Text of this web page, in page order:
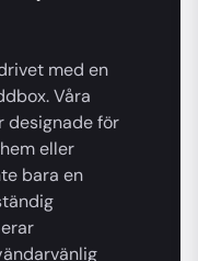
med en
Våra
designade för
eller
bara en